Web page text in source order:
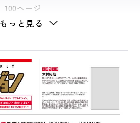
100ページ
もっと見る